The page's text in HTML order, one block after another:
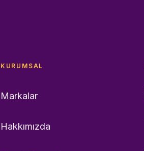
KURUMSAL
Markalar
Hakkımızda